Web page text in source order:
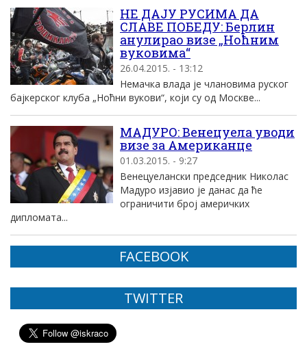
НЕ ДАЈУ РУСИМА ДА
СЛАВЕ ПОБЕДУ: Берлин
анулирао визе „Ноћним
вуковима“
26.04.2015. - 13:12
Немачка влада је члановима руског
бајкерског клуба „Ноћни вукови“, који су од Москве...
МАДУРО: Венецуела уводи
визе за Американце
01.03.2015. - 9:27
Венецуелански председник Николас
Мадуро изјавио је данас да ће
ограничити број америчких
дипломата...
FACEBOOK
TWITTER